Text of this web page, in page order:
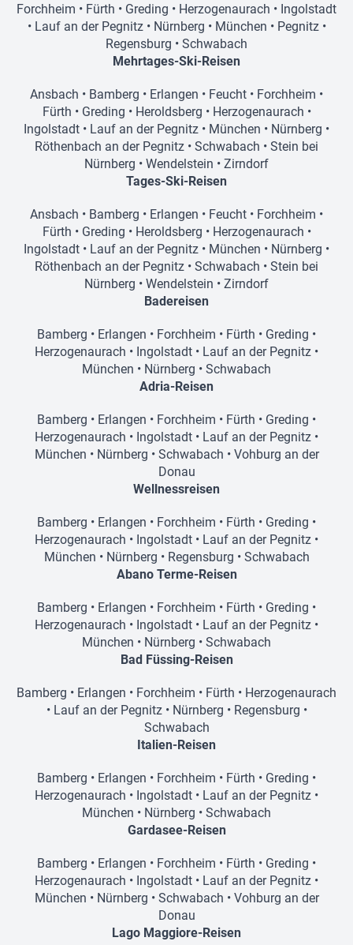
Forchheim • Fürth • Greding • Herzogenaurach • Ingolstadt
• Lauf an der Pegnitz• Nürnberg • München • Pegnitz•
Regensburg • Schwabach
Mehrtages-Ski-Reisen
Ansbach • Bamberg • Erlangen • Feucht • Forchheim •
Fürth • Greding • Heroldsberg • Herzogenaurach •
Ingolstadt • Lauf an der Pegnitz • München • Nürnberg •
Röthenbach an der Pegnitz • Schwabach • Stein bei
Nürnberg • Wendelstein • Zirndorf
Tages-Ski-Reisen
Ansbach • Bamberg • Erlangen • Feucht • Forchheim •
Fürth • Greding • Heroldsberg • Herzogenaurach •
Ingolstadt • Lauf an der Pegnitz • München • Nürnberg •
Röthenbach an der Pegnitz • Schwabach • Stein bei
Nürnberg • Wendelstein • Zirndorf
Badereisen
Bamberg • Erlangen • Forchheim • Fürth • Greding •
Herzogenaurach • Ingolstadt • Lauf an der Pegnitz •
München • Nürnberg • Schwabach
Adria-Reisen
Bamberg • Erlangen • Forchheim • Fürth • Greding •
Herzogenaurach • Ingolstadt • Lauf an der Pegnitz •
München • Nürnberg • Schwabach • Vohburg an der
Donau
Wellnessreisen
Bamberg • Erlangen • Forchheim • Fürth • Greding •
Herzogenaurach • Ingolstadt • Lauf an der Pegnitz •
München • Nürnberg • Regensburg • Schwabach
Abano Terme-Reisen
Bamberg • Erlangen • Forchheim • Fürth • Greding •
Herzogenaurach • Ingolstadt • Lauf an der Pegnitz •
München • Nürnberg • Schwabach
Bad Füssing-Reisen
Bamberg • Erlangen • Forchheim • Fürth • Herzogenaurach
• Lauf an der Pegnitz• Nürnberg • Regensburg •
Schwabach
Italien-Reisen
Bamberg • Erlangen • Forchheim • Fürth • Greding •
Herzogenaurach • Ingolstadt • Lauf an der Pegnitz •
München • Nürnberg • Schwabach
Gardasee-Reisen
Bamberg • Erlangen • Forchheim • Fürth • Greding •
Herzogenaurach • Ingolstadt • Lauf an der Pegnitz •
München • Nürnberg • Schwabach • Vohburg an der
Donau
Lago Maggiore-Reisen